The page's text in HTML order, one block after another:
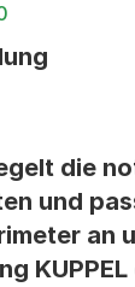
die
und
an
KUPPEL